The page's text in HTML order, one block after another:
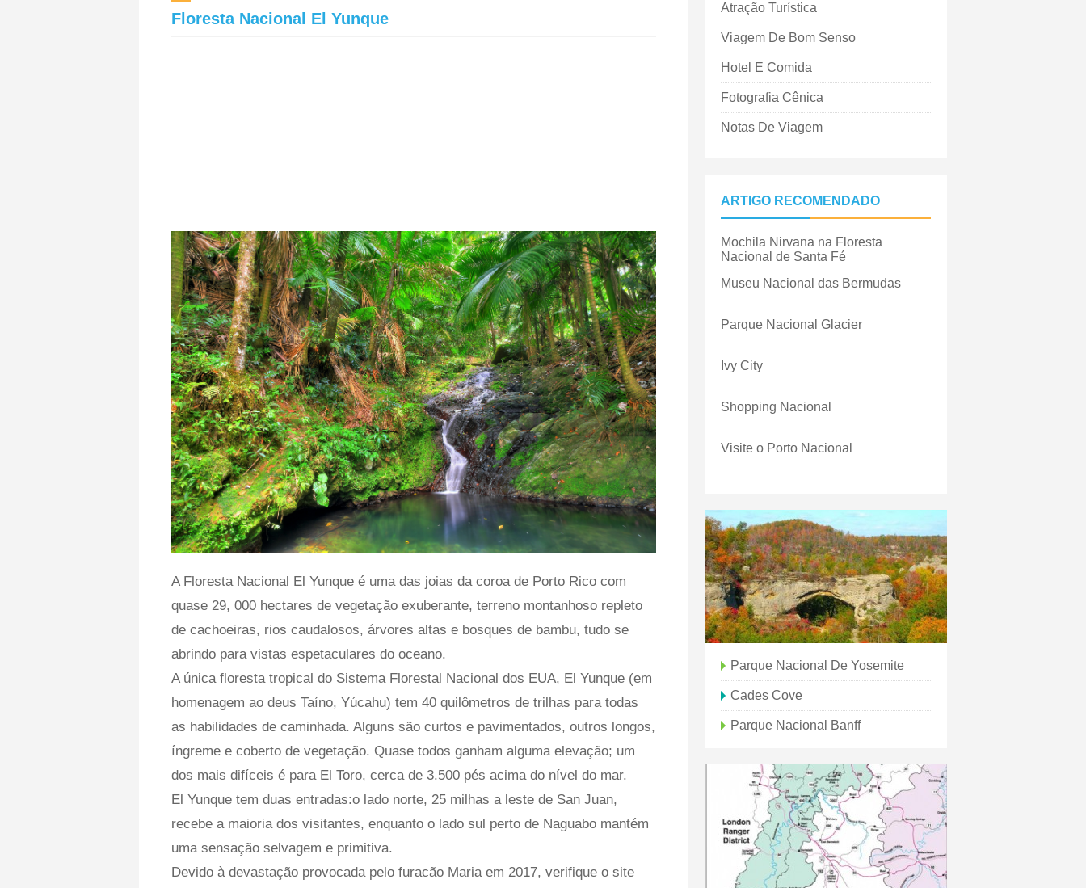
Floresta Nacional El Yunque
A Floresta Nacional El Yunque é uma das joias da coroa de Porto Rico com
quase 29, 000 hectares de vegetação exuberante, terreno montanhoso repleto
de cachoeiras, rios caudalosos, árvores altas e bosques de bambu, tudo se
abrindo para vistas espetaculares do oceano.
A única floresta tropical do Sistema Florestal Nacional dos EUA, El Yunque (em
homenagem ao deus Taíno, Yúcahu) tem 40 quilômetros de trilhas para todas
as habilidades de caminhada. Alguns são curtos e pavimentados, outros longos,
íngreme e coberto de vegetação. Quase todos ganham alguma elevação; um
dos mais difíceis é para El Toro, cerca de 3.500 pés acima do nível do mar.
El Yunque tem duas entradas:o lado norte, 25 milhas a leste de San Juan,
recebe a maioria dos visitantes, enquanto o lado sul perto de Naguabo mantém
uma sensação selvagem e primitiva.
Devido à devastação provocada pelo furacão Maria em 2017, verifique o site
Atração Turística
Viagem De Bom Senso
Hotel E Comida
Fotografia Cênica
Notas De Viagem
ARTIGO RECOMENDADO
Mochila Nirvana na Floresta
Nacional de Santa Fé
Museu Nacional das Bermudas
Parque Nacional Glacier
Ivy City
Shopping Nacional
Visite o Porto Nacional
Parque Nacional De Yosemite
Cades Cove
Parque Nacional Banff